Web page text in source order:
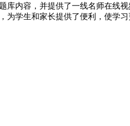
库内容，并提供了一线名师在线
学生和家长提供了便利，使学习